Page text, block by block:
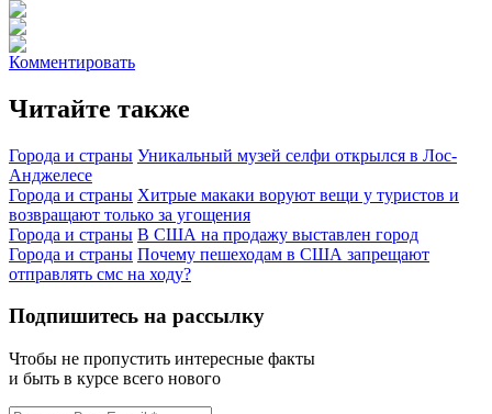
Комментировать
Читайте также
Города и страны Уникальный музей селфи открылся в Лос-
Анджелесе
Города и страны Хитрые макаки воруют вещи у туристов и
возвращают только за угощения
Города и страны В США на продажу выставлен город
Города и страны Почему пешеходам в США запрещают
отправлять смс на ходу?
Подпишитесь на рассылку
Чтобы не пропустить интересные факты
и быть в курсе всего нового